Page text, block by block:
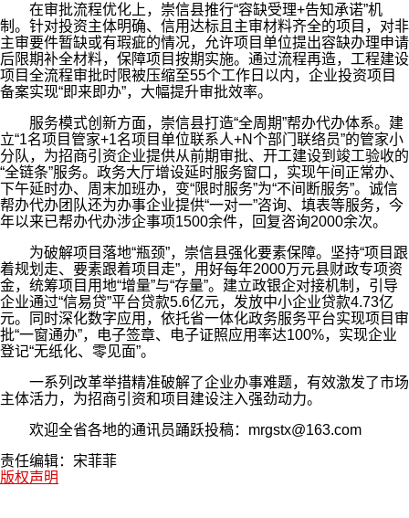
在审批流程优化上，崇信县推行“容缺受理+告知承诺”机
制。针对投资主体明确、信用达标且主审材料齐全的项目，对非
主审要件暂缺或有瑕疵的情况，允许项目单位提出容缺办理申请
后限期补全材料，保障项目按期实施。通过流程再造，工程建设
项目全流程审批时限被压缩至55个工作日以内，企业投资项目
备案实现“即来即办”，大幅提升审批效率。
服务模式创新方面，崇信县打造“全周期”帮办代办体系。建
立“1名项目管家+1名项目单位联系人+N个部门联络员”的管家小
分队，为招商引资企业提供从前期审批、开工建设到竣工验收的
“全链条”服务。政务大厅增设延时服务窗口，实现午间正常办、
下午延时办、周末加班办，变“限时服务”为“不间断服务”。诚信
帮办代办团队还为办事企业提供“一对一”咨询、填表等服务，今
年以来已帮办代办涉企事项1500余件，回复咨询2000余次。
为破解项目落地“瓶颈”，崇信县强化要素保障。坚持“项目跟
着规划走、要素跟着项目走”，用好每年2000万元县财政专项资
金，统筹项目用地“增量”与“存量”。建立政银企对接机制，引导
企业通过“信易贷”平台贷款5.6亿元，发放中小企业贷款4.73亿
元。同时深化数字应用，依托省一体化政务服务平台实现项目审
批“一窗通办”，电子签章、电子证照应用率达100%，实现企业
登记“无纸化、零见面”。
一系列改革举措精准破解了企业办事难题，有效激发了市场
主体活力，为招商引资和项目建设注入强劲动力。
欢迎全省各地的通讯员踊跃投稿：mrgstx@163.com
责任编辑：宋菲菲
版权声明